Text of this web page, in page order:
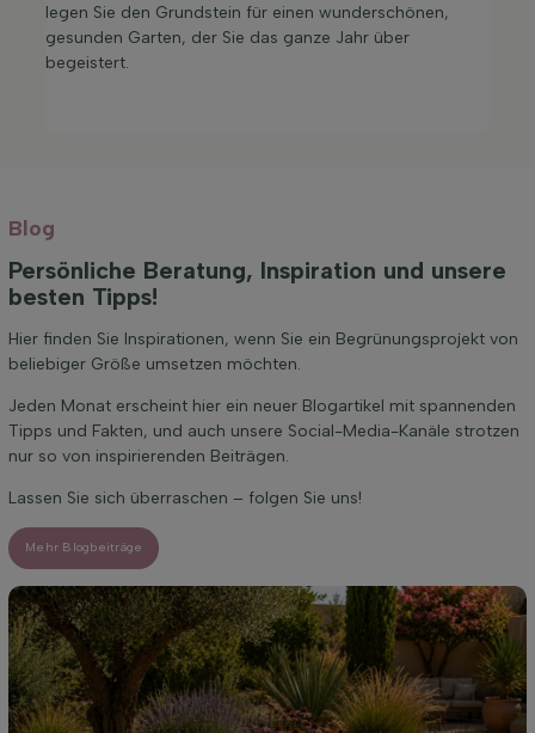
legen Sie den Grundstein für einen wunderschönen,
gesunden Garten, der Sie das ganze Jahr über
begeistert.
Blog
Persönliche Beratung, Inspiration und unsere
besten Tipps!
Hier finden Sie Inspirationen, wenn Sie ein Begrünungsprojekt von
beliebiger Größe umsetzen möchten.
Jeden Monat erscheint hier ein neuer Blogartikel mit spannenden
Tipps und Fakten, und auch unsere Social-Media-Kanäle strotzen
nur so von inspirierenden Beiträgen.
Lassen Sie sich überraschen – folgen Sie uns!
Mehr Blogbeiträge